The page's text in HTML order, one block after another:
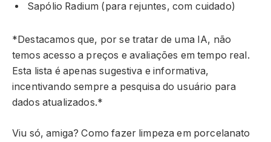
Sapólio Radium (para rejuntes, com cuidado)
*Destacamos que, por se tratar de uma IA, não
temos acesso a preços e avaliações em tempo real.
Esta lista é apenas sugestiva e informativa,
incentivando sempre a pesquisa do usuário para
dados atualizados.*
Viu só, amiga? Como fazer limpeza em porcelanato